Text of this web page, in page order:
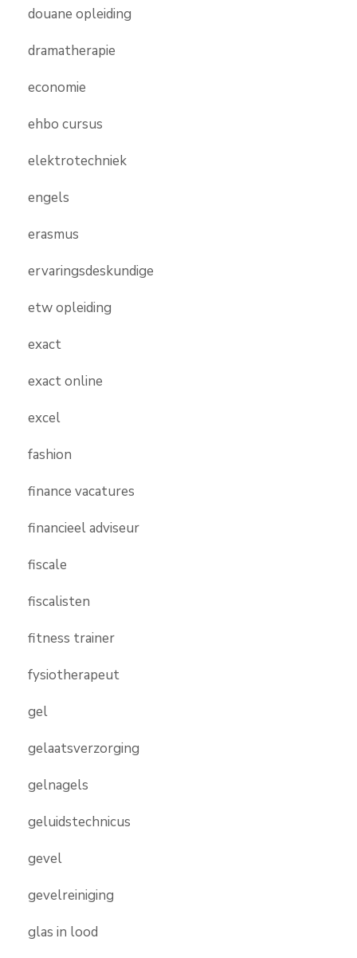
douane opleiding
dramatherapie
economie
ehbo cursus
elektrotechniek
engels
erasmus
ervaringsdeskundige
etw opleiding
exact
exact online
excel
fashion
finance vacatures
financieel adviseur
fiscale
fiscalisten
fitness trainer
fysiotherapeut
gel
gelaatsverzorging
gelnagels
geluidstechnicus
gevel
gevelreiniging
glas in lood